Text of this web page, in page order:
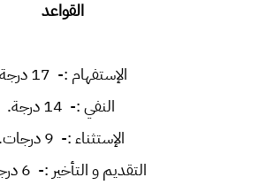
القواعد
الإستفهام :- 17 درجة.
النفي :- 14 درجة.
الإستثناء :- 9 درجات.
التقديم و التأخير :- 6 درجات.